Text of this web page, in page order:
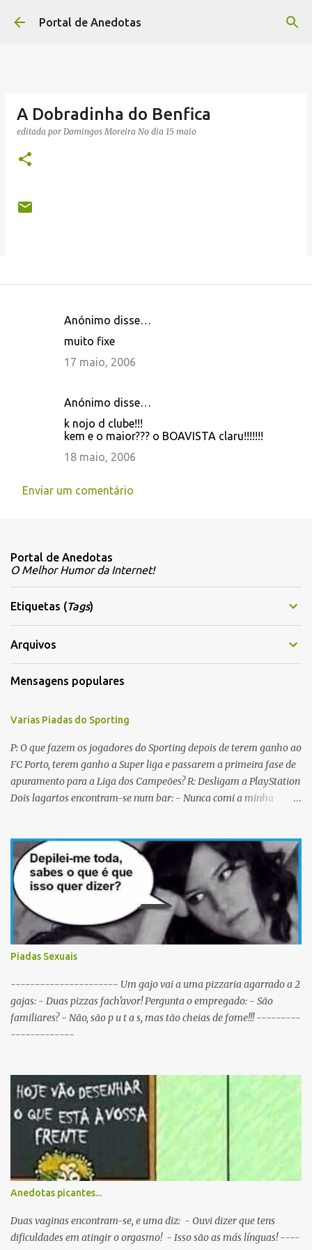
Avançar para o conteúdo principal
Portal de Anedotas
A Dobradinha do Benfica
editada por Domingos Moreira No dia 15 maio
i
Anónimo disse…
muito fixe
17 maio, 2006
Anónimo disse…
k nojo d clube!!!
kem e o maior??? o BOAVISTA claru!!!!!!!
18 maio, 2006
Enviar um comentário
Portal de Anedotas
O Melhor Humor da Internet!
Etiquetas (Tags)
Arquivos
Mensagens populares
Varias Piadas do Sporting
P: O que fazem os jogadores do Sporting depois de terem ganho ao
FC Porto, terem ganho a Super liga e passarem a primeira fase de
apuramento para a Liga dos Campeões? R: Desligam a PlayStation
Dois lagartos encontram-se num bar: - Nunca comi a minha
com as caras dos jogadores do Sporting a propósito do centenário.
Porquê? Concluiram que as pessoas não sabiam em que lado
deviam cuspir! P: Que nome se dá a um Sportinguista com apenas
metade do cérebro? R: Sobredotado. P: Porque razão não houve
taças de champanhe na inauguração do Estádio de Alvalade? R:
Porque as taças estavam todas nas Antas. P: Como se identifica um
Sportinguista equilibrado? R: Baba-se pelos dois lados da boca ao
Sportinguista e um porco? R: Presunto rançoso. P: Porque é que o
Sporting vai passar a ser patrocinado pela BP R: Porque a BP dá...
Piadas Sexuais
---------------------- Um gajo vai a uma pizzaria agarrado a 2
gajas: - Duas pizzas fach'avor! Pergunta o empregado: - São
familiares? - Não, são p u t a s, mas tão cheias de fome!!! ---------
-------------
Anedotas picantes...
Duas vaginas encontram-se, e uma diz: - Ouvi dizer que tens
dificuldades em atingir o orgasmo! - Isso são as más línguas! ----